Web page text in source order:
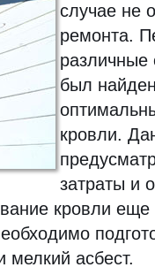
случае не
ремонта.
различные
был
кровли.
затраты и
кровли
асбест.